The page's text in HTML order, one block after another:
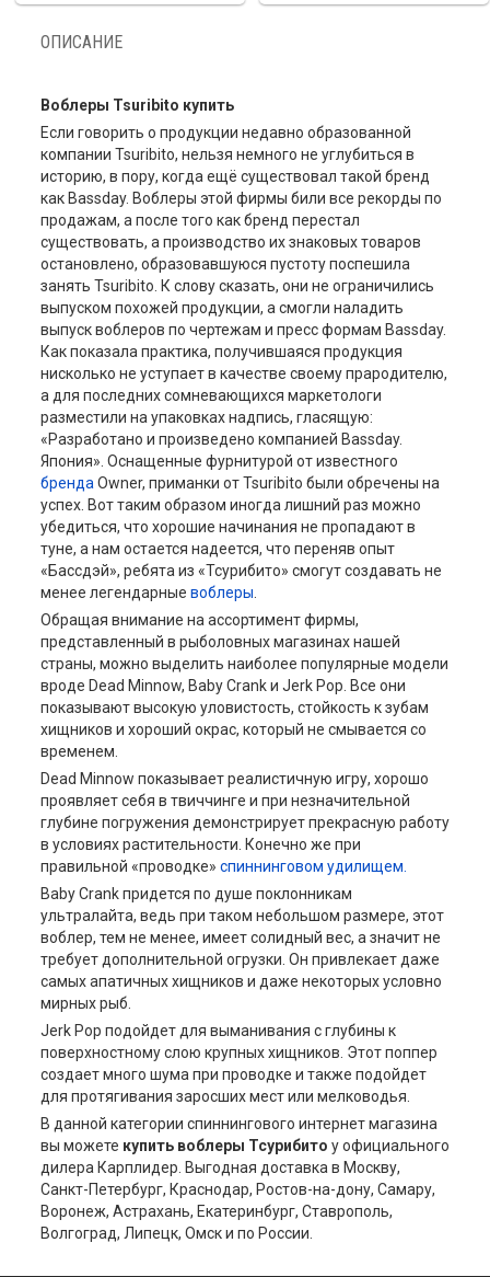
ОПИСАНИЕ
Воблеры Tsuribito купить
Если говорить о продукции недавно образованной
компании Tsuribito, нельзя немного не углубиться в
историю, в пору, когда ещё существовал такой бренд
как Bassday. Воблеры этой фирмы били все рекорды по
продажам, а после того как бренд перестал
существовать, а производство их знаковых товаров
остановлено, образовавшуюся пустоту поспешила
занять Tsuribito. К слову сказать, они не ограничились
выпуском похожей продукции, а смогли наладить
выпуск воблеров по чертежам и пресс формам Bassday.
Как показала практика, получившаяся продукция
нисколько не уступает в качестве своему прародителю,
а для последних сомневающихся маркетологи
разместили на упаковках надпись, гласящую:
«Разработано и произведено компанией Bassday.
Япония». Оснащенные фурнитурой от известного
брендаOwner, приманки от Tsuribito были обречены на
успех. Вот таким образом иногда лишний раз можно
убедиться, что хорошие начинания не пропадают в
туне, а нам остается надеется, что переняв опыт
«Бассдэй», ребята из «Тсурибито» смогут создавать не
менее легендарные воблеры.
Обращая внимание на ассортимент фирмы,
представленный в рыболовных магазинах нашей
страны, можно выделить наиболее популярные модели
вроде Dead Minnow, Baby Crank и Jerk Pop. Все они
показывают высокую уловистость, стойкость к зубам
хищников и хороший окрас, который не смывается со
временем.
Dead Minnow показывает реалистичную игру, хорошо
проявляет себя в твиччинге и при незначительной
глубине погружения демонстрирует прекрасную работу
в условиях растительности. Конечно же при
правильной «проводке» спиннинговом удилищем.
Baby Crank придется по душе поклонникам
ультралайта, ведь при таком небольшом размере, этот
воблер, тем не менее, имеет солидный вес, а значит не
требует дополнительной огрузки. Он привлекает даже
самых апатичных хищников и даже некоторых условно
мирных рыб.
Jerk Pop подойдет для выманивания с глубины к
поверхностному слою крупных хищников. Этот поппер
создает много шума при проводке и также подойдет
для протягивания заросших мест или мелководья.
В данной категории спиннингового интернет магазина
вы можете купить воблеры Тсурибито у официального
дилера Карплидер. Выгодная доставка в Москву,
Санкт-Петербург, Краснодар, Ростов-на-дону, Самару,
Воронеж, Астрахань, Екатеринбург, Ставрополь,
Волгоград, Липецк, Омск и по России.